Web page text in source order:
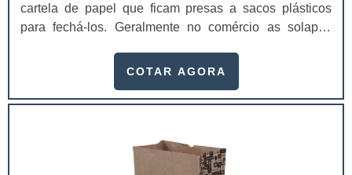
cartela de papel que ficam presas a sacos plásticos
para fechá-los. Geralmente no comércio as solapas
aramadasExemplos de utilização da solapas
Acessórios para casa; Entre outros. As solapas ainda
Geralmente estas solapas possuem informações
acerca do produto, s.
COTAR AGORA